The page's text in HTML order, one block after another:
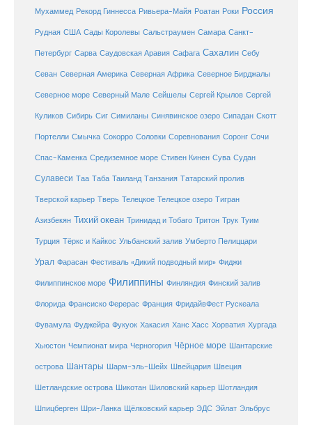
Мухаммед Рекорд Гиннесса Ривьера-Майя Роатан Роки Россия
Рудная США Сады Королевы Сальстраумен Самара Санкт-
Петербург Сарва Саудовская Аравия Сафага Сахалин Себу
Севан Северная Америка Северная Африка Северное Бирджалы
Северное море Северный Мале Сейшелы Сергей Крылов Сергей
Куликов Сибирь Сиг Симиланы Синявинское озеро Сипадан Скотт
Портелли Смычка Сокорро Соловки Соревнования Соронг Сочи
Спас-Каменка Средиземное море Стивен Кинен Сува Судан
Сулавеси Таа Таба Таиланд Танзания Татарский пролив
Тверской карьер Тверь Телецкое Телецкое озеро Тигран
Азизбекян Тихий океан Тринидад и Тобаго Тритон Трук Туим
Турция Тёркс и Кайкос Ульбанский залив Умберто Пелиццари
Урал Фарасан Фестиваль «Дикий подводный мир» Фиджи
Филиппинское море Филиппины Финляндия Финский залив
Флорида Франсиско Ферерас Франция ФридайвФест Рускеала
Фувамула Фуджейра Фукуок Хакасия Ханс Хасс Хорватия Хургада
Хьюстон Чемпионат мира Черногория Чёрное море Шантарские
острова Шантары Шарм-эль-Шейх Швейцария Швеция
Шетландские острова Шикотан Шиловский карьер Шотландия
Шпицберген Шри-Ланка Щёлковский карьер ЭДС Эйлат Эльбрус